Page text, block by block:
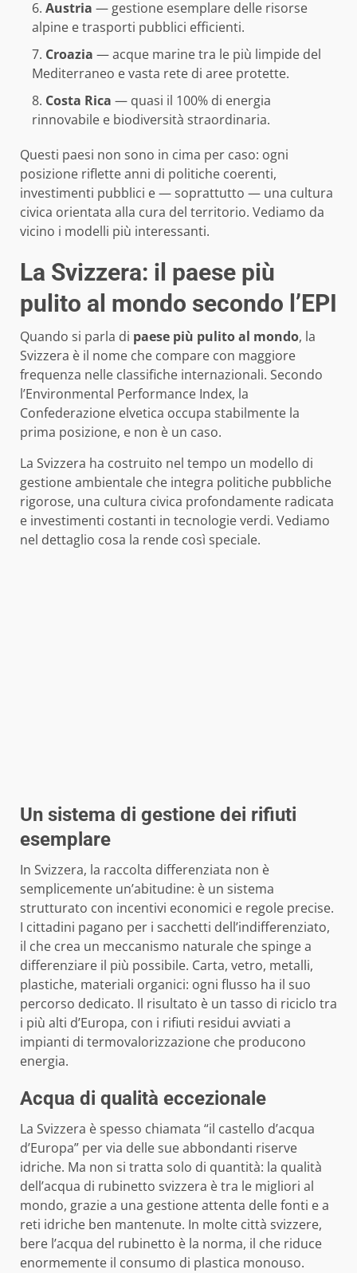
Austria — gestione esemplare delle risorse
alpine e trasporti pubblici efficienti.
Croazia — acque marine tra le più limpide del
Mediterraneo e vasta rete di aree protette.
Costa Rica — quasi il 100% di energia
rinnovabile e biodiversità straordinaria.
Questi paesi non sono in cima per caso: ogni
posizione riflette anni di politiche coerenti,
investimenti pubblici e — soprattutto — una cultura
civica orientata alla cura del territorio. Vediamo da
vicino i modelli più interessanti.
La Svizzera: il paese più
pulito al mondo secondo l’EPI
Quando si parla di paese più pulito al mondo, la
Svizzera è il nome che compare con maggiore
frequenza nelle classifiche internazionali. Secondo
l’Environmental Performance Index, la
Confederazione elvetica occupa stabilmente la
prima posizione, e non è un caso.
La Svizzera ha costruito nel tempo un modello di
gestione ambientale che integra politiche pubbliche
rigorose, una cultura civica profondamente radicata
e investimenti costanti in tecnologie verdi. Vediamo
nel dettaglio cosa la rende così speciale.
Un sistema di gestione dei rifiuti
esemplare
In Svizzera, la raccolta differenziata non è
semplicemente un’abitudine: è un sistema
strutturato con incentivi economici e regole precise.
I cittadini pagano per i sacchetti dell’indifferenziato,
il che crea un meccanismo naturale che spinge a
differenziare il più possibile. Carta, vetro, metalli,
plastiche, materiali organici: ogni flusso ha il suo
percorso dedicato. Il risultato è un tasso di riciclo tra
i più alti d’Europa, con i rifiuti residui avviati a
impianti di termovalorizzazione che producono
energia.
Acqua di qualità eccezionale
La Svizzera è spesso chiamata “il castello d’acqua
d’Europa” per via delle sue abbondanti riserve
idriche. Ma non si tratta solo di quantità: la qualità
dell’acqua di rubinetto svizzera è tra le migliori al
mondo, grazie a una gestione attenta delle fonti e a
reti idriche ben mantenute. In molte città svizzere,
bere l’acqua del rubinetto è la norma, il che riduce
enormemente il consumo di plastica monouso.